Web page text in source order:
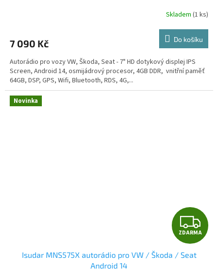
R
M
A
je
z
5
hvězdiček.
Skladem(1 ks)
7 090 Kč Do košíku
Autorádio pro vozy VW, Škoda, Seat - 7" HD dotykový displej IPS
Screen, Android 14, osmijádrový procesor, 4GB DDR, vnitřní paměť
64GB, DSP, GPS, Wifi, Bluetooth, RDS, 4G,...
Novinka
Z
D
ZDARMA
Isudar MNS575X autorádio pro VW / Škoda / Seat
Android 14